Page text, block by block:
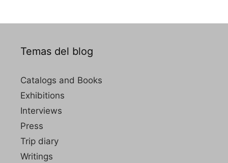
Temas del blog
Catalogs and Books
Exhibitions
Interviews
Press
Trip diary
Writings